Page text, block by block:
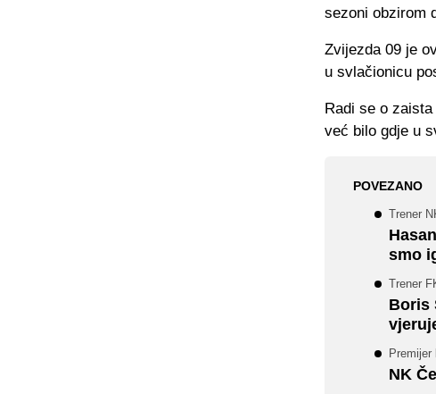
sezoni obzirom
Zvijezda 09 je
u svlačionicu
Radi se o
već bilo gdje u
POVEZANO
Trener
smo
Trener
Boris
Premijer
NK